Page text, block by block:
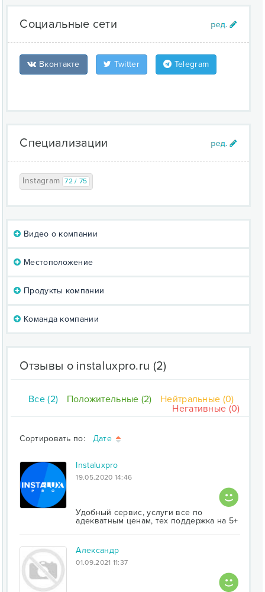
Социальные сети
Вконтакте Twitter Telegram
Специализации
Instagram 72 / 75
Видео о компании
Местоположение
Продукты компании
Команда компании
Отзывы о instaluxpro.ru (2)
Все (2) Положительные (2)
Нейтральные (0)
Негативные (0)
Сортировать по: Дате
Instaluxpro
19.05.2020 14:46
Удобный сервис, услуги все по
адекватным ценам, тех поддержка на 5+
Александр
01.09.2021 11:37